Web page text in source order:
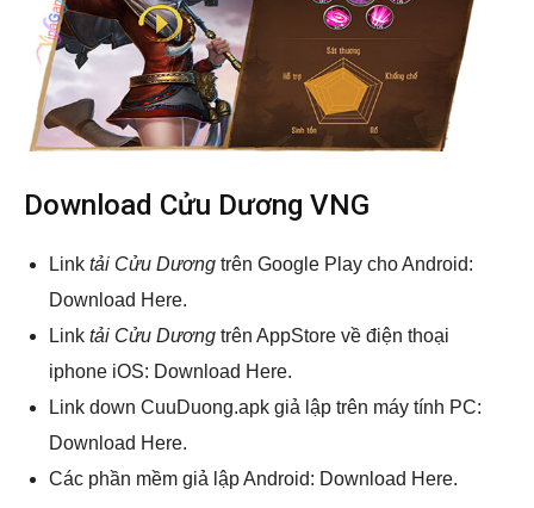
Download Cửu Dương VNG
Link tải Cửu Dương trên Google Play cho Android:
Download Here.
Link tải Cửu Dương trên AppStore về điện thoại
iphone iOS: Download Here.
Link down CuuDuong.apk giả lập trên máy tính PC:
Download Here.
Các phần mềm giả lập Android: Download Here.